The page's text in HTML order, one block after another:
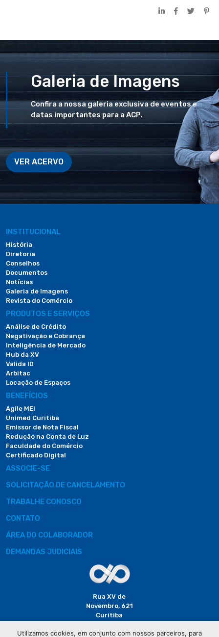
Galeria de Imagens
Confira a nossa galeria exclusiva de eventos e
datas importantes para a ACP.
VER ACERVO
INSTITUCIONAL
História
Diretoria
Conselhos
Documentos
Notícias
Galeria de Imagens
Revista do Comércio
PRODUTOS E SERVIÇOS
Análise de Crédito
Negativação e Cobrança
Inteligência de Mercado
Hub da XV
Valida ID
Arbitac
Locação de Espaços
BENEFÍCIOS
Agile MEI
Unimed Curitiba
Emissor de Nota Fiscal
Redução na Conta de Luz
Faculdade do Comércio
Certificado Digital
ASSOCIE-SE
SOLICITAÇÃO DE CANCELAMENTO
TRABALHE CONOSCO
CONTATO
ÁREA DO COLABORADOR
DEMANDAS JUDICIAIS
Rua XV de
Novembro, 621
Curitiba
Utilizamos cookies, em conjunto com nossos parceiros, para